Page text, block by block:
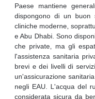
Paese mantiene
dispongono di un buon
cliniche moderne,
e Abu Dhabi. Sono
che private, ma gli
l'assistenza sanitaria
brevi e dei livelli di
un'assicurazione
negli EAU. L'acqua del
considerata sicura da